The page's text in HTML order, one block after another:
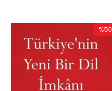
$35.00 - $50.00
$50.00 üzerinde
%50
İndirim